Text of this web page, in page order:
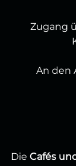
Zugang
An den
Die Cafés